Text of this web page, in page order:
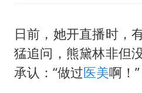
日前，她开直播时，
猛追问，熊黛林非但
承认：“做过医美啊！”